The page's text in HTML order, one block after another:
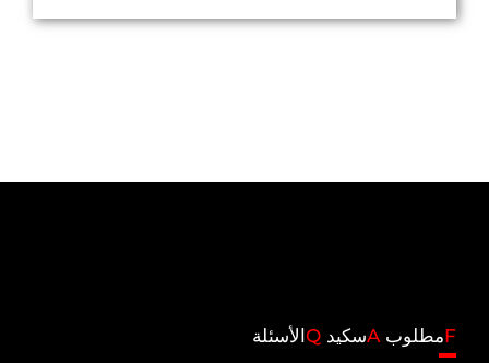
FمطلوبAسكيد Q الأسئلة